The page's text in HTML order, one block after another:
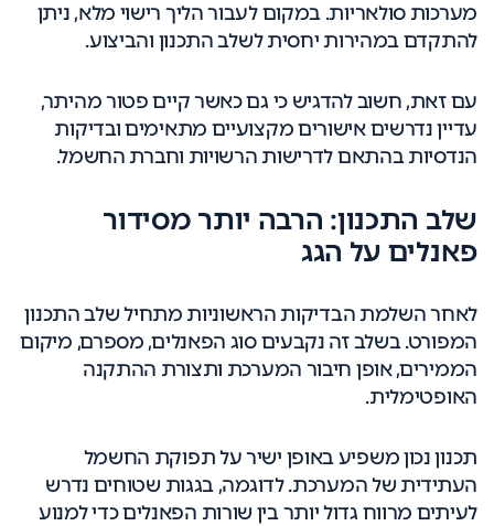
מערכות סולאריות. במקום לעבור הליך רישוי מלא, ניתן
להתקדם במהירות יחסית לשלב התכנון והביצוע.
עם זאת, חשוב להדגיש כי גם כאשר קיים פטור מהיתר,
עדיין נדרשים אישורים מקצועיים מתאימים ובדיקות
הנדסיות בהתאם לדרישות הרשויות וחברת החשמל.
שלב התכנון: הרבה יותר מסידור
פאנלים על הגג
לאחר השלמת הבדיקות הראשוניות מתחיל שלב התכנון
המפורט. בשלב זה נקבעים סוג הפאנלים, מספרם, מיקום
הממירים, אופן חיבור המערכת ותצורת ההתקנה
האופטימלית.
תכנון נכון משפיע באופן ישיר על תפוקת החשמל
העתידית של המערכת. לדוגמה, בגגות שטוחים נדרש
לעיתים מרווח גדול יותר בין שורות הפאנלים כדי למנוע